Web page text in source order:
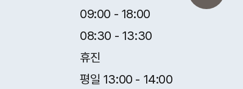
09:00 - 18:00
08:30 - 13:30
휴진
평일 13:00 - 14:00